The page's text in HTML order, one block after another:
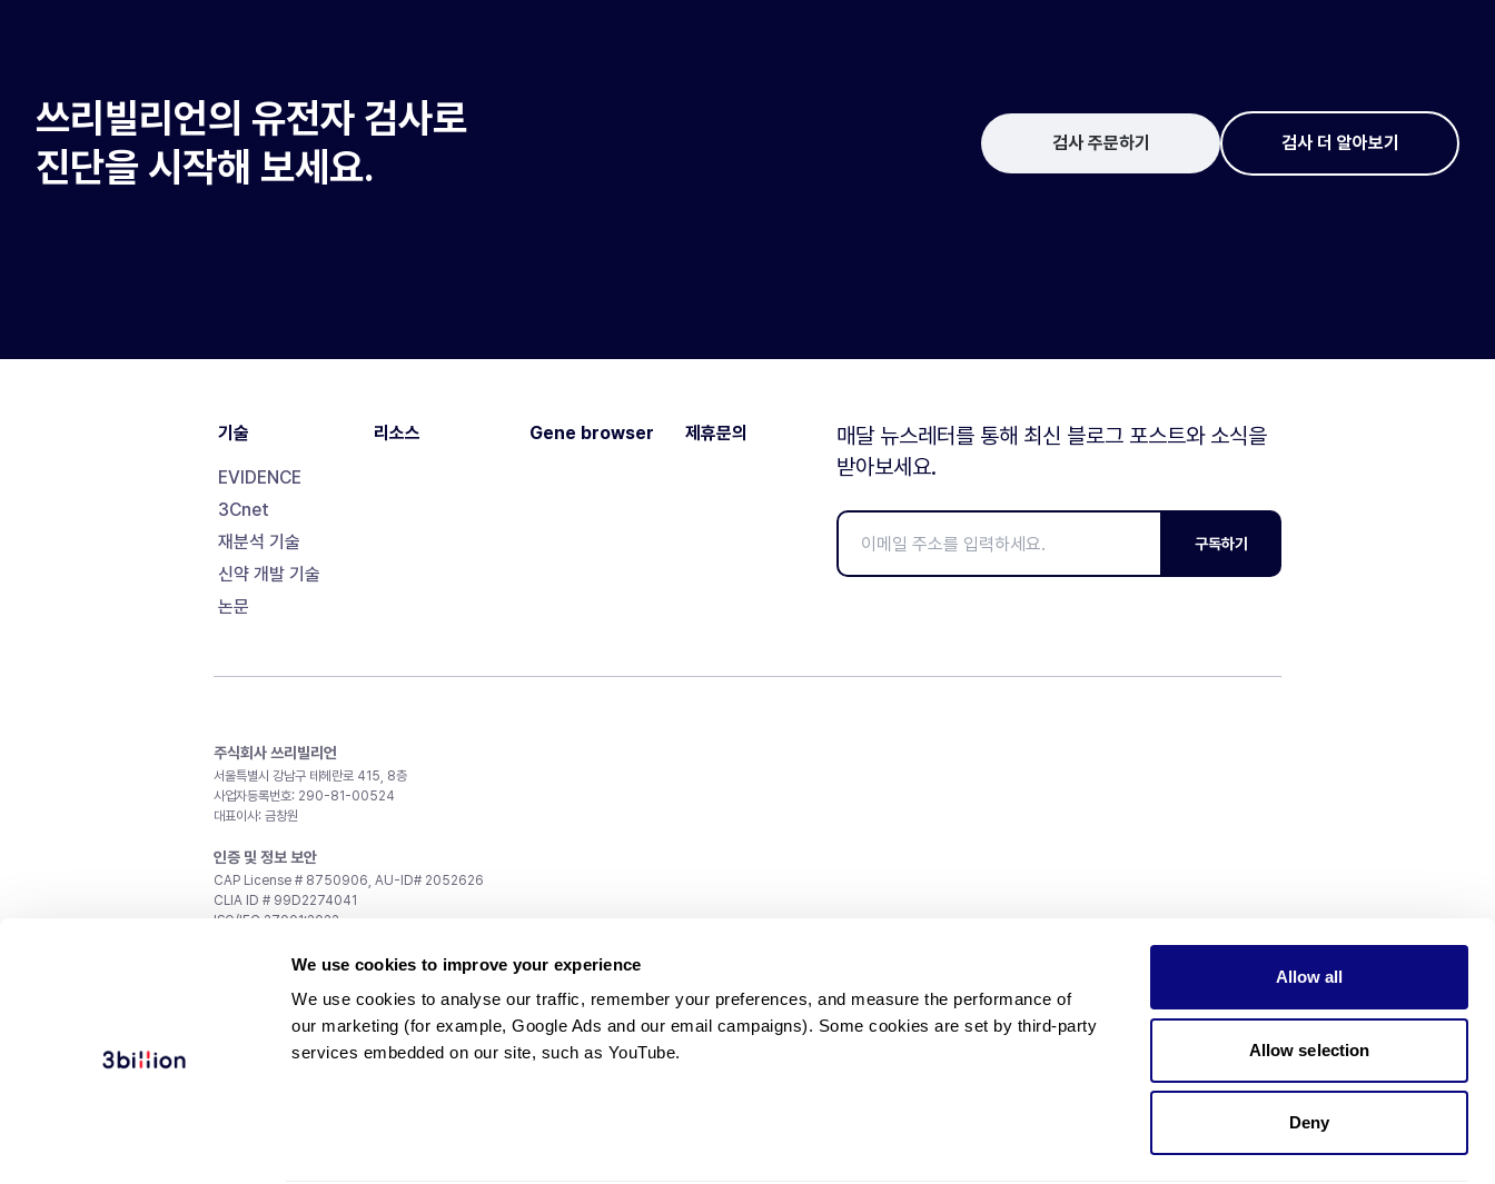
We use cookies to improve your experience
We use cookies to analyse our traffic, remember your preferences, and measure the performance of
our marketing (for example, Google Ads and our email campaigns). Some cookies are set by third-party
services embedded on our site, such as YouTube.
Allow all
Allow selection
Deny
쓰리빌리언의 유전자 검사로
진단을 시작해 보세요.
검사 주문하기 검사 더 알아보기
기술
EVIDENCE
3Cnet
재분석 기술
신약 개발 기술
논문
리소스 Gene browser 제휴문의
매달 뉴스레터를 통해 최신 블로그 포스트와 소식을
받아보세요.
구독하기
주식회사 쓰리빌리언
서울특별시 강남구 테헤란로 415, 8층
사업자등록번호: 290-81-00524
대표이사: 금창원
인증 및 정보 보안
CAP License # 8750906, AU-ID# 2052626
CLIA ID # 99D2274041
ISO/IEC 27001:2022
recruiting@3billion.io
ir@3billion.io